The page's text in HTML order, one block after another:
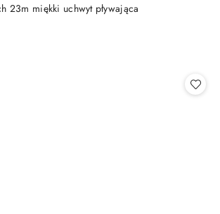
23m miękki uchwyt pływająca